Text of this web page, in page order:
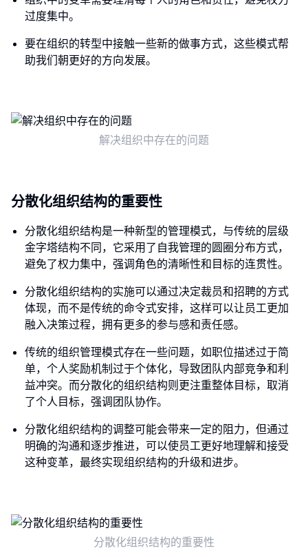
过度集中。
要在组织的转型中接触一些新的做事方式，这些模式帮
助我们朝更好的方向发展。
解决组织中存在的问题
分散化组织结构的重要性
分散化组织结构是一种新型的管理模式，与传统的层级
金字塔结构不同，它采用了自我管理的圆圈分布方式，
避免了权力集中，强调角色的清晰性和目标的连贯性。
分散化组织结构的实施可以通过决定裁员和招聘的方式
体现，而不是传统的命令式安排，这样可以让员工更加
融入决策过程，拥有更多的参与感和责任感。
传统的组织管理模式存在一些问题，如职位描述过于简
单，个人奖励机制过于个体化，导致团队内部竞争和利
益冲突。而分散化的组织结构则更注重整体目标，取消
了个人目标，强调团队协作。
分散化组织结构的调整可能会带来一定的阻力，但通过
明确的沟通和逐步推进，可以使员工更好地理解和接受
这种变革，最终实现组织结构的升级和进步。
分散化组织结构的重要性